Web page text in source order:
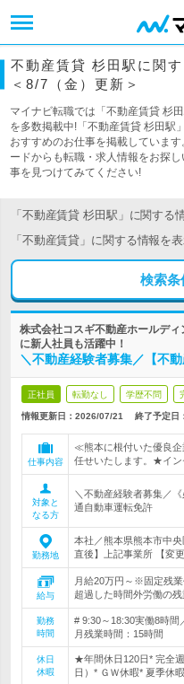
不動産賃貸 杉田駅に関
＜8/7（金）更新＞
マイナビ転職では「不動産賃貸 杉
を多数掲載中!「不動産賃貸 杉田駅
おすすめのお仕事を掲載していま
ードからも転職・求人情報をお探
事を見つけてみてください!
「不動産賃貸 杉田駅」に関する
「不動産賃貸」に関する情報を
検索条
株式会社コスギ不動産ホールデ
に新人社員も活躍中！
＼不動産経験者募集／【不
正社員 転勤なし 学歴不問
情報更新日：2026/07/21 終了予定日：
仕事内容
≪熊本に根付いた優良
任せいたします。★イ
対象と
なる方
＼不動産経験者募集／
通自動車運転免許
勤務地
本社／熊本県熊本市中
直後】上記事業所 【変
給与
月給20万円～※固定残
超過した時間外労働の
勤務
時間
# 9:30～18:30実働8時間
月残業時間：15時間
休日
休暇
★年間休日120日* 完全
日）* ＧＷ休暇* 夏季休